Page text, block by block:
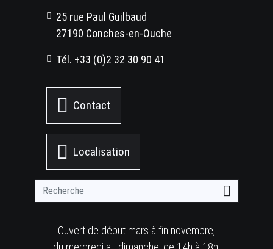
25 rue Paul Guilbaud
27190 Conches-en-Ouche
Tél. +33 (0)2 32 30 90 41
Contact
Localisation
Ouvert de début mars à fin novembre,